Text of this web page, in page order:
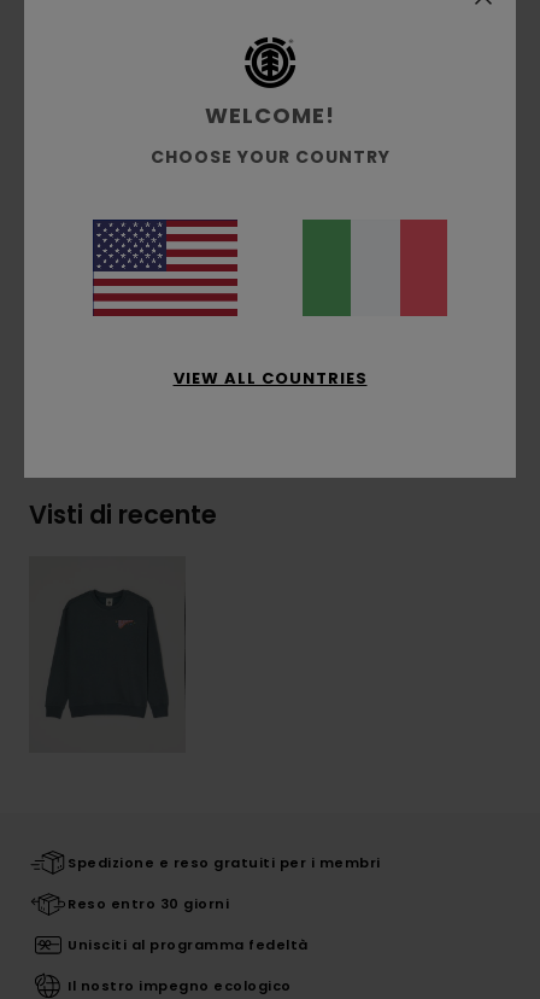
20% poliestere riciclato french terry [350 g/m2]
vestibilità rilassata
Interno spazzolato
Stampa all'acqua
laterale
Composizione[Tessuto principale] 50% cotone
riciclato, 30% cotone, 20% poliestere riciclato
Visti di recente
Spedizione e reso gratuiti per i membri
Reso entro 30 giorni
Unisciti al programma fedeltà
Il nostro impegno ecologico
WELCOME!
CHOOSE YOUR COUNTRY
VIEW ALL COUNTRIES